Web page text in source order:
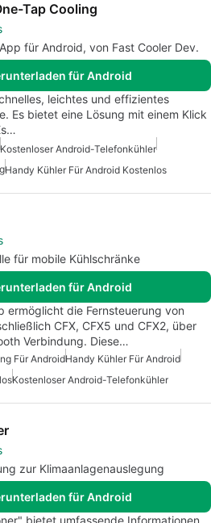
Tap Cooling
für Android, von Fast Cooler Dev.
für Android
leichtes und effizientes
Es bietet eine Lösung mit einem Klick
Kostenloser Android-Telefonkühler
Handy Kühler Für Android Kostenlos
für mobile Kühlschränke
für Android
ermöglicht die Fernsteuerung von
CFX, CFX5 und CFX2, über
Verbindung. Diese…
Für AndroidHandy Kühler Für Android
Kostenloser Android-Telefonkühler
zur Klimaanlagenauslegung
für Android
bietet umfassende Informationen